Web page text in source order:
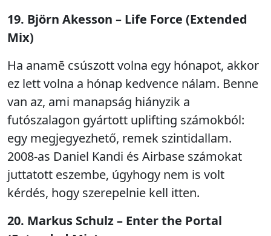
19. Björn Akesson – Life Force (Extended
Mix)
Ha anamē csúszott volna egy hónapot, akkor
ez lett volna a hónap kedvence nálam. Benne
van az, ami manapság hiányzik a
futószalagon gyártott uplifting számokból:
egy megjegyezhető, remek szintidallam.
2008-as Daniel Kandi és Airbase számokat
juttatott eszembe, úgyhogy nem is volt
kérdés, hogy szerepelnie kell itten.
20. Markus Schulz – Enter the Portal